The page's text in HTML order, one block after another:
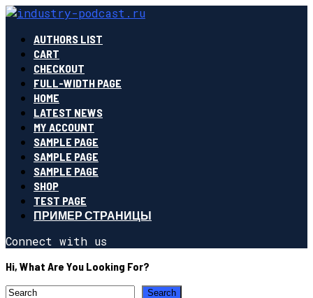
AUTHORS LIST
CART
CHECKOUT
FULL-WIDTH PAGE
HOME
LATEST NEWS
MY ACCOUNT
SAMPLE PAGE
SAMPLE PAGE
SAMPLE PAGE
SHOP
TEST PAGE
ПРИМЕР СТРАНИЦЫ
Connect with us
Hi, What Are You Looking For?